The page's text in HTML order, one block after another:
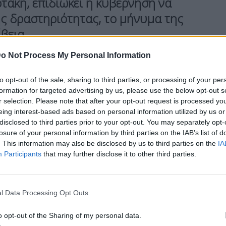
Not Process My Personal Information
opt-out of the sale, sharing to third parties, or processing of your
for targeted advertising by us, please use the below opt-out
selection. Please note that after your opt-out request is processed
interest-based ads based on personal information utilized by us
to third parties prior to your opt-out. You may separately
of your personal information by third parties on the IAB’s list of
This information may also be disclosed by us to third parties on the
Participants that may further disclose it to other third parties.
Data Processing Opt Outs
opt-out of the Sharing of my personal data.
δραστηριότητας, το μήνυμα της
ψηφιακή πλατφόρμα θα δώσει τη
να συγκρίνουν σε πραγματικό χρόνο τιμές,
νοικοκυριού» και να μπορούν να βρίσκουν
τιμή για το προϊόν το οποίο
να βλέπουμε πόσο κάνουν τα
μπορούμε με αυτόν τον τρόπο να πιέσουμε